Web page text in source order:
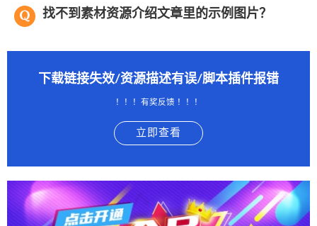
找不到素材资源介绍文章里的示例图片？
下载链接失效/资源描述有误/脚本插件报错
！！！有奖反馈 ！！！
立即查看